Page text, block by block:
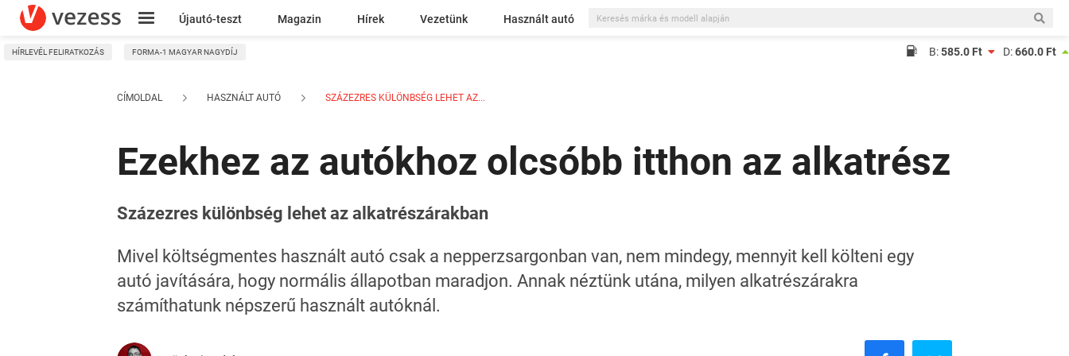
Újautó-teszt Magazin Hírek Vezetünk Használt autó
Kresz
HÍRLEVÉL FELIRATKOZÁS FORMA-1 MAGYAR NAGYDÍJ B:585.0 Ft D:660.0 Ft
CÍMOLDAL HASZNÁLT AUTÓ SZÁZEZRES KÜLÖNBSÉG LEHET AZ...
Ezekhez az autókhoz olcsóbb itthon az alkatrész
Százezres különbség lehet az alkatrészárakban
Mivel költségmentes használt autó csak a nepperzsargonban van, nem mindegy, mennyit kell költeni egy
autó javítására, hogy normális állapotban maradjon. Annak néztünk utána, milyen alkatrészárakra
számíthatunk népszerű használt autóknál.